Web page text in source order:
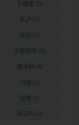
大模型 (2)
帐户 (2)
授权 (4)
正版授权 (4)
激活码 (4)
白嫖 (2)
退费 (3)
验证码 (2)